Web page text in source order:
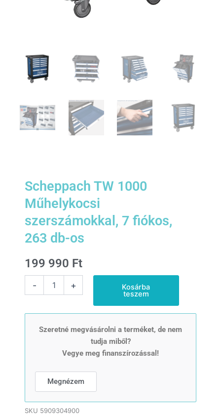
Scheppach TW 1000
Műhelykocsi
szerszámokkal, 7 fiókos,
263 db-os
199 990 Ft
-
mennyiség
+ Kosárba
teszem
Szeretné megvásárolni a terméket, de nem
tudja miből?
Vegye meg finanszírozással!
Megnézem
SKU 5909304900